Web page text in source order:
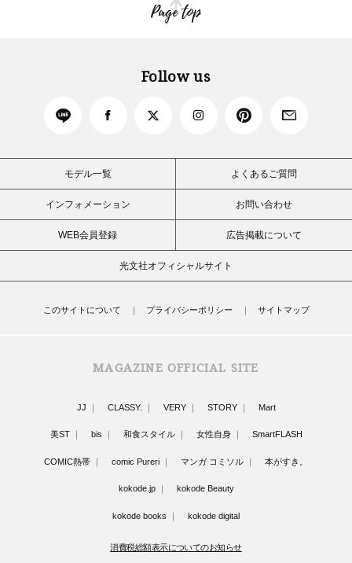
Page top
Follow us
モデル一覧 よくあるご質問
インフォメーション お問い合わせ
WEB会員登録 広告掲載について
光文社オフィシャルサイト
このサイトについて プライバシーポリシー サイトマップ
MAGAZINE OFFICIAL SITE
JJ CLASSY. VERY STORY Mart
美ST bis 和食スタイル 女性自身 SmartFLASH
COMIC熱帯 comic Pureri マンガ コミソル 本がすき。
kokode.jp kokode Beauty
kokode books kokode digital
消費税総額表示についてのお知らせ